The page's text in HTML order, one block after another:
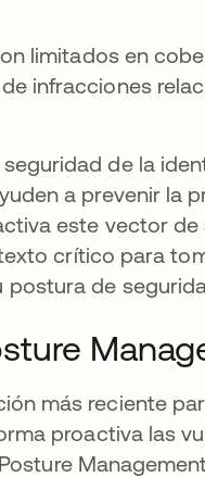
limitados en
infracciones
de la
a prevenir la
este vector
crítico para
postura de
más reciente
proactiva las